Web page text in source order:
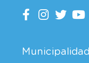
Municipalidad